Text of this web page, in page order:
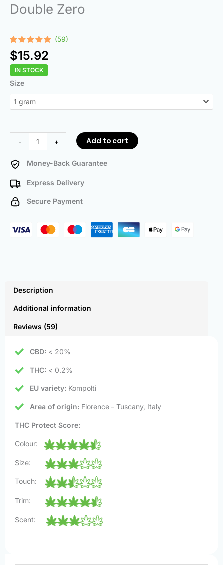
Double Zero
Rated
4.92
out of 5
based on
59
customer
ratings
(59)
$15.92
IN STOCK
Size
-
Double
Zero
quantity
+ Add to cart
Money-Back Guarantee
Express Delivery
Secure Payment
Description
Additional information
Reviews (59)
CBD: < 20%
THC: < 0.2%
EU variety: Kompolti
Area of origin: Florence – Tuscany, Italy
THC Protect Score:
Colour:
Size:
Touch:
Trim:
Scent: